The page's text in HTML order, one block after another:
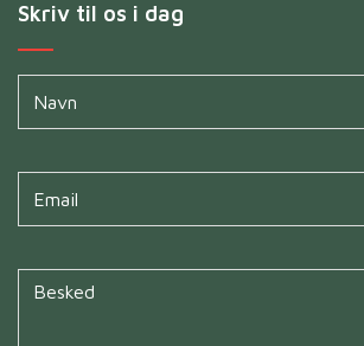
Skriv til os i dag